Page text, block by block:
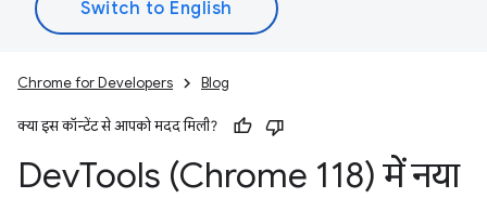
Chrome for Developers Blog
क्या इस कॉन्टेंट से आपको मदद मिली?
DevTools (Chrome 118) में नया